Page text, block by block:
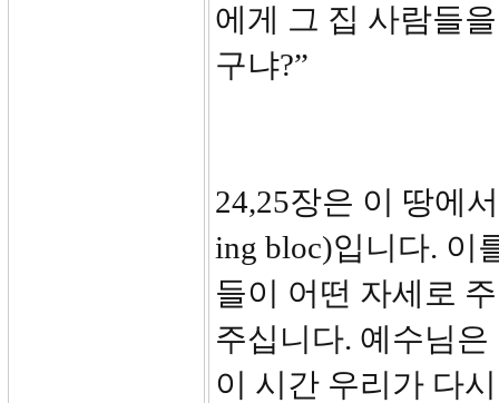
에게 그 집 사람들
구냐?”
24,25장은 이 땅에
ing bloc)입니다. 이
들이 어떤 자세로
주십니다. 예수님
이 시간 우리가 다